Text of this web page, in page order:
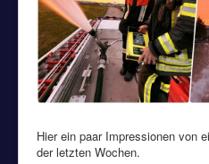
Hier ein paar Impressionen von
der letzten Wochen.